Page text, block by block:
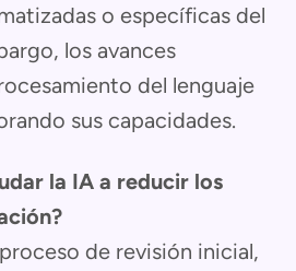
o específicas del
los avances
del lenguaje
sus capacidades.
la IA a reducir los
de revisión inicial,